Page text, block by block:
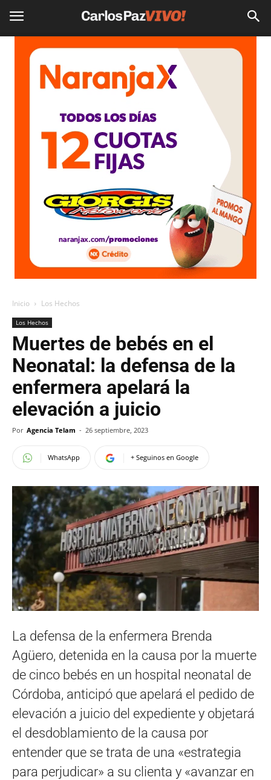
Inicio Los Hechos
Los Hechos
Muertes de bebés en el
Neonatal: la defensa de la
enfermera apelará la
elevación a juicio
Por Agencia Telam - 26 septiembre, 2023
WhatsApp + Seguinos en Google
La defensa de la enfermera Brenda
Agüero, detenida en la causa por la muerte
de cinco bebés en un hospital neonatal de
Córdoba, anticipó que apelará el pedido de
elevación a juicio del expediente y objetará
el desdoblamiento de la causa por
entender que se trata de una «estrategia
para perjudicar» a su clienta y «avanzar en